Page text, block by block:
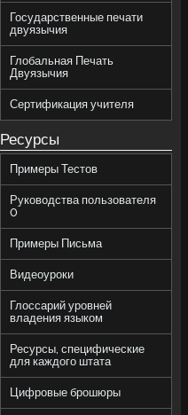
Государственные печати
двуязычия
Глобальная Печать
Двуязычия
Сертификация учителя
Ресурсы
Примеры Тестов
Руководства пользователя
0
Примеры Письма
Видеоуроки
Глоссарий уровней
владения языком
Ресурсы, специфические
для каждого штата
Цифровые брошюры